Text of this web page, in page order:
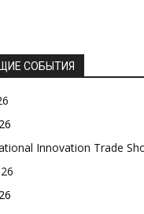
СОБЫТИЯ
Innovation Trade